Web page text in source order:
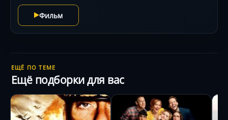
Фильм
ЕЩЁ ПО ТЕМЕ
Ещё подборки для вас